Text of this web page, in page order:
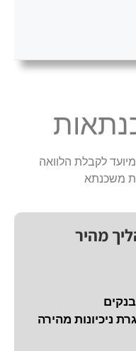
לקבלת הלוואה
משכנתא
מהיר
ניכיונות מהירה